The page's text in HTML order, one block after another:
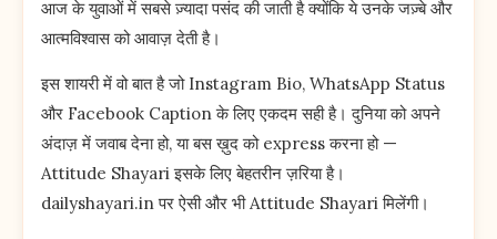
आज के युवाओं में सबसे ज़्यादा पसंद की जाती है क्योंकि ये उनके जज़्बे और
आत्मविश्वास को आवाज़ देती है।
इस शायरी में वो बात है जो Instagram Bio, WhatsApp Status
और Facebook Caption के लिए एकदम सही है। दुनिया को अपने
अंदाज़ में जवाब देना हो, या बस ख़ुद को express करना हो —
Attitude Shayari इसके लिए बेहतरीन ज़रिया है।
dailyshayari.in पर ऐसी और भी Attitude Shayari मिलेंगी।